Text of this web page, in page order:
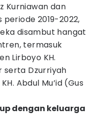
Kurniawan dan
2019-2022,
disambut hangat
termasuk
Lirboyo KH.
serta Dzurriyah
Abdul Mu’id (Gus
dengan keluarga